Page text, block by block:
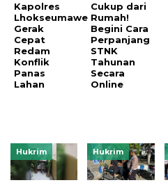
Kapolres
Lhokseumawe
Gerak
Cepat
Redam
Konflik
Panas
Lahan
Cukup dari
Rumah!
Begini Cara
Perpanjang
STNK
Tahunan
Secara
Online
Hukrim Hukrim